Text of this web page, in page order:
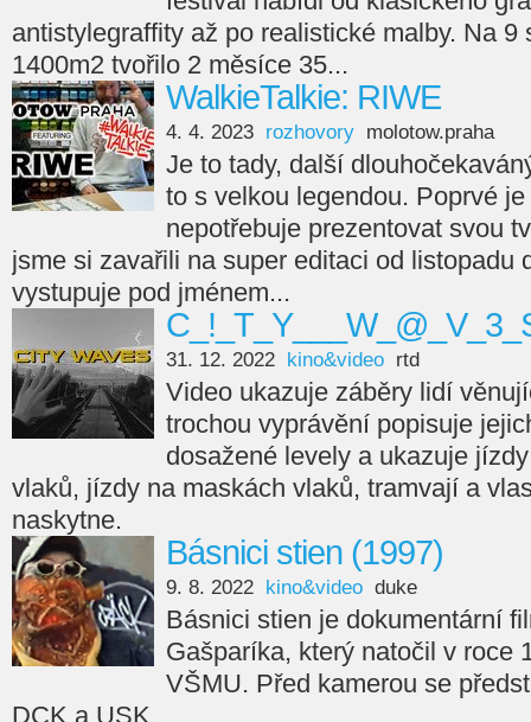
antistylegraffity až po realistické malby. Na 9
1400m2 tvořilo 2 měsíce 35...
WalkieTalkie: RIWE
4. 4. 2023 rozhovory molotow.praha
Je to tady, další
to s velkou legendou. Poprvé
nepotřebuje prezentovat svou
jsme si zavařili na super editaci od listopadu
vystupuje pod jménem...
31. 12. 2022 kino&video rtd
Video ukazuje záběry lidí
trochou vyprávění popisuje
dosažené levely a ukazuje
vlaků, jízdy na maskách vlaků, tramvají a
naskytne.
Básnici stien (1997)
9. 8. 2022 kino&video duke
Básnici stien je dokumentární
Gašparíka, který natočil v roce
VŠMU. Před kamerou se
DCK a USK.